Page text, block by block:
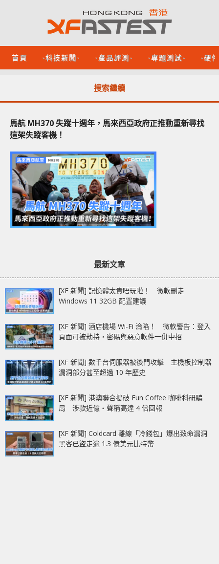
首頁 -科技新聞- -產品評測- -專題測試- -硬
搜索繼續
馬航 MH370 失蹤十週年，馬來西亞政府正推動重新尋找
這架失蹤客機！
最新文章
[XF 新聞] 記憶體太貴唔玩啦！ 微軟刪走
Windows 11 32GB 配置建議
[XF 新聞] 酒店機場 Wi-Fi 淪陷！ 微軟警告：登入
頁面可被劫持，密碼與惡意軟件一併中招
[XF 新聞] 數千台伺服器被後門攻擊 主機板控制器
漏洞部分甚至超過 10 年歷史
[XF 新聞] 港澳聯合搗破 Fun Coffee 咖啡科研騙
局 涉款近億‧聲稱高達 4 倍回報
[XF 新聞] Coldcard 離線「冷錢包」爆出致命漏洞
黑客已盜走逾 1.3 億美元比特幣